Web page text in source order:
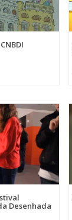
Desenhada